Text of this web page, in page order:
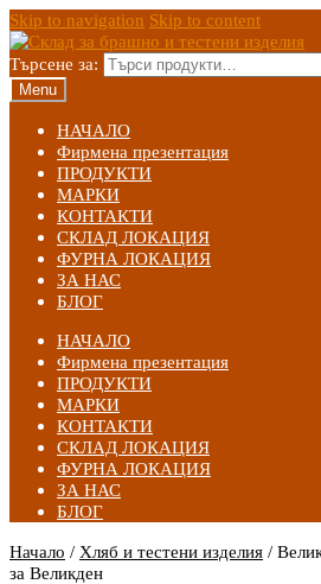
Skip to navigation Skip to content
Търсене за:
Menu
НАЧАЛО
Фирмена презентация
ПРОДУКТИ
МАРКИ
КОНТАКТИ
СКЛАД ЛОКАЦИЯ
ФУРНА ЛОКАЦИЯ
ЗА НАС
БЛОГ
НАЧАЛО
Фирмена презентация
ПРОДУКТИ
МАРКИ
КОНТАКТИ
СКЛАД ЛОКАЦИЯ
ФУРНА ЛОКАЦИЯ
ЗА НАС
БЛОГ
Начало / Хляб и тестени изделия /
за Великден